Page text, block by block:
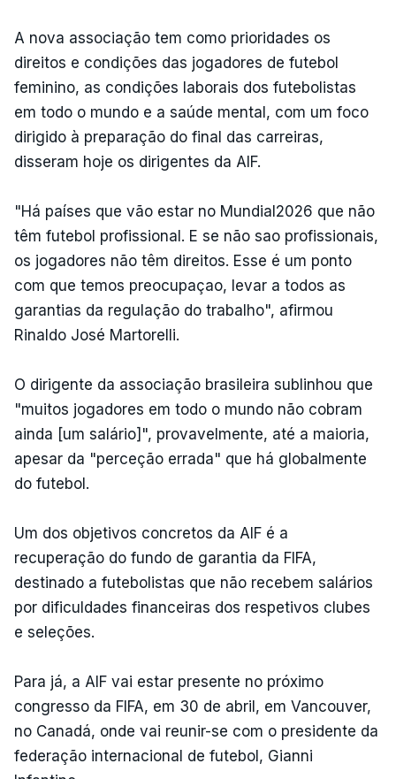
A nova associação tem como prioridades os
direitos e condições das jogadores de futebol
feminino, as condições laborais dos futebolistas
em todo o mundo e a saúde mental, com um foco
dirigido à preparação do final das carreiras,
disseram hoje os dirigentes da AIF.
"Há países que vão estar no Mundial2026 que não
têm futebol profissional. E se não sao profissionais,
os jogadores não têm direitos. Esse é um ponto
com que temos preocupaçao, levar a todos as
garantias da regulação do trabalho", afirmou
Rinaldo José Martorelli.
O dirigente da associação brasileira sublinhou que
"muitos jogadores em todo o mundo não cobram
ainda [um salário]", provavelmente, até a maioria,
apesar da "perceção errada" que há globalmente
do futebol.
Um dos objetivos concretos da AIF é a
recuperação do fundo de garantia da FIFA,
destinado a futebolistas que não recebem salários
por dificuldades financeiras dos respetivos clubes
e seleções.
Para já, a AIF vai estar presente no próximo
congresso da FIFA, em 30 de abril, em Vancouver,
no Canadá, onde vai reunir-se com o presidente da
federação internacional de futebol, Gianni